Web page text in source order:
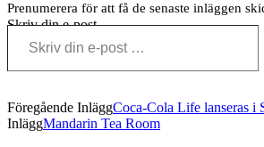
Prenumerera för att få de senaste inläggen
Skriv din e-post …
Föregående InläggCoca-Cola Life lanseras i
InläggMandarin Tea Room